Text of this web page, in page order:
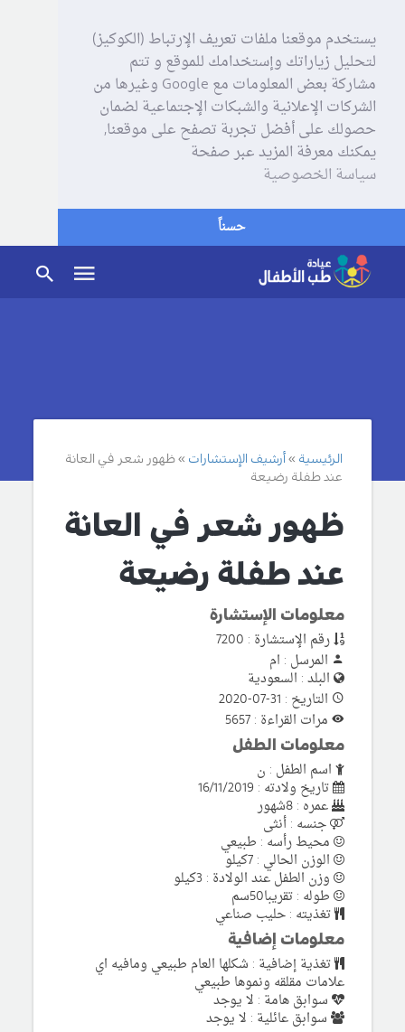
يستخدم موقعنا ملفات تعريف الإرتباط (الكوكيز)
لتحليل زياراتك وإستخدامك للموقع و تتم
مشاركة بعض المعلومات مع Google وغيرها من
الشركات الإعلانية والشبكات الإجتماعية لضمان
حصولك على أفضل تجربة تصفح على موقعنا,
يمكنك معرفة المزيد عبر صفحة
سياسة الخصوصية
حسناً
الرئيسية أرشيف الإستشارات
ظهور شعر في العانة
عند طفلة رضيعة
ظهور شعر في العانة
عند طفلة رضيعة
معلومات الإستشارة
رقم الإستشارة : 7200
المرسل : ام
البلد : السعودية
التاريخ : 31-07-2020
مرات القراءة : 5657
معلومات الطفل
اسم الطفل : ن
تاريخ ولادته : 16/11/2019
عمره : 8شهور
جنسه : أنثى
محيط رأسه : طبيعي
الوزن الحالي : 7كيلو
وزن الطفل عند الولادة : 3كيلو
طوله : تقريبا50سم
تغذيته : حليب صناعي
معلومات إضافية
تغذية إضافية : شكلها العام طبيعي ومافيه اي
علامات مقلقه ونموها طبيعي
سوابق هامة : لا يوجد
سوابق عائلية : لا يوجد